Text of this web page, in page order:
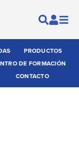
PRODUCTOS
DE FORMACIÓN
CONTACTO